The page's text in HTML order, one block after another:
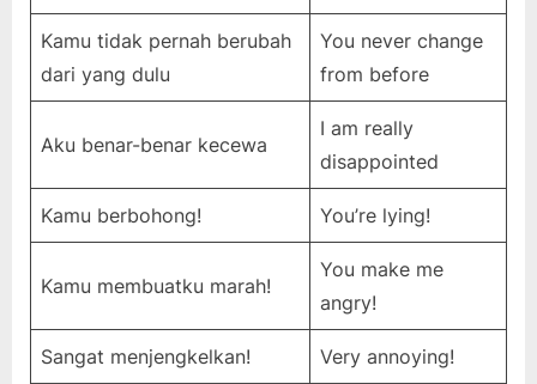
Kamu tidak pernah berubah
dari yang dulu
You never change
from before
Aku benar-benar kecewa
I am really
disappointed
Kamu berbohong! You’re lying!
Kamu membuatku marah!
You make me
angry!
Sangat menjengkelkan! Very annoying!